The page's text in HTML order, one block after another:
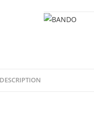
125)
DESCRIPTION